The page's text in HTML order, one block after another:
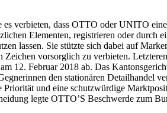
verbieten, dass OTTO oder UNITO
Elementen, registrieren oder durch
lassen. Sie stützte sich dabei auf
vorsorglich zu verbieten.
12. Februar 2018 ab. Das
den stationären Detailhandel
und eine schutzwürdige
legte OTTO’S Beschwerde zum